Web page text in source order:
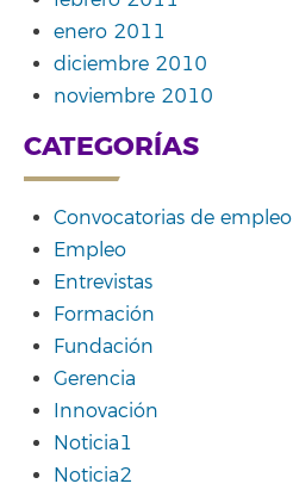
enero 2011
diciembre 2010
noviembre 2010
CATEGORÍAS
Convocatorias de empleo
Empleo
Entrevistas
Formación
Fundación
Gerencia
Innovación
Noticia1
Noticia2